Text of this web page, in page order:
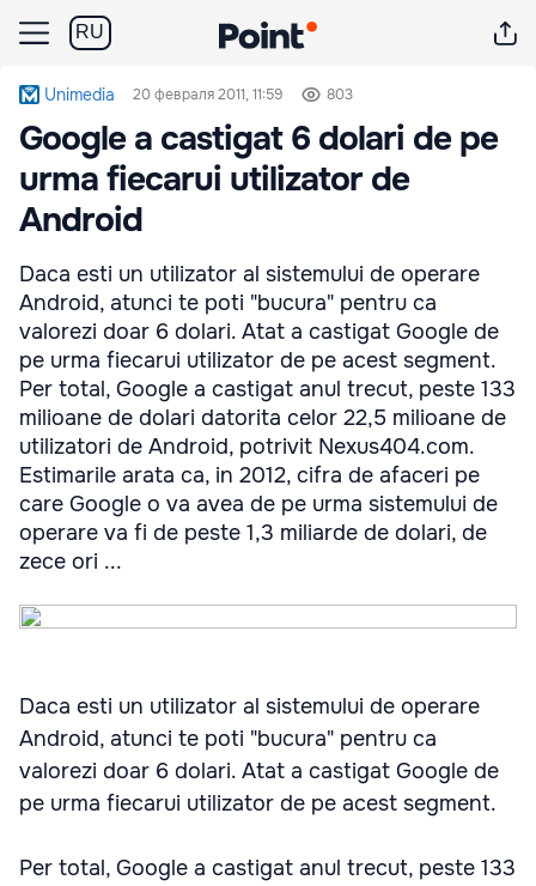
RU
Unimedia 20 февраля 2011, 11:59 803
Google a castigat 6 dolari de pe
urma fiecarui utilizator de
Android
Daca esti un utilizator al sistemului de operare
Android, atunci te poti "bucura" pentru ca
valorezi doar 6 dolari. Atat a castigat Google de
pe urma fiecarui utilizator de pe acest segment.
Per total, Google a castigat anul trecut, peste 133
milioane de dolari datorita celor 22,5 milioane de
utilizatori de Android, potrivit Nexus404.com.
Estimarile arata ca, in 2012, cifra de afaceri pe
care Google o va avea de pe urma sistemului de
operare va fi de peste 1,3 miliarde de dolari, de
zece ori ...
Daca esti un utilizator al sistemului de operare
Android, atunci te poti "bucura" pentru ca
valorezi doar 6 dolari. Atat a castigat Google de
pe urma fiecarui utilizator de pe acest segment.
Per total, Google a castigat anul trecut, peste 133